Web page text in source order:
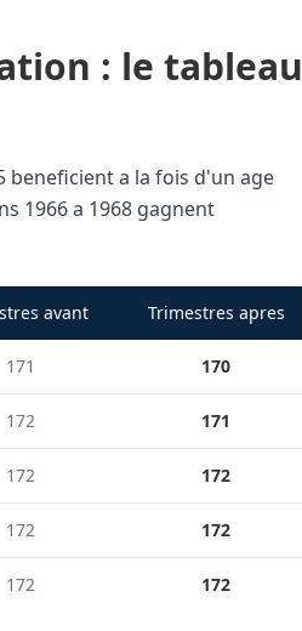
: le tableau
beneficient a la fois d'un age
1966 a 1968 gagnent
avant Trimestres apres
171 170
172 171
172 172
172 172
172 172